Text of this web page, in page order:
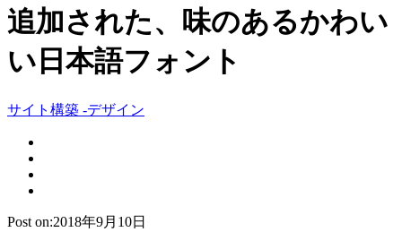
追加された、味のあるかわい
い日本語フォント
サイト構築 -デザイン
Post on:2018年9月10日